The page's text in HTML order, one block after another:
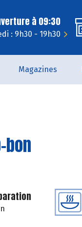
à 09:30
: 9h30 - 19h30
Magazines
bon